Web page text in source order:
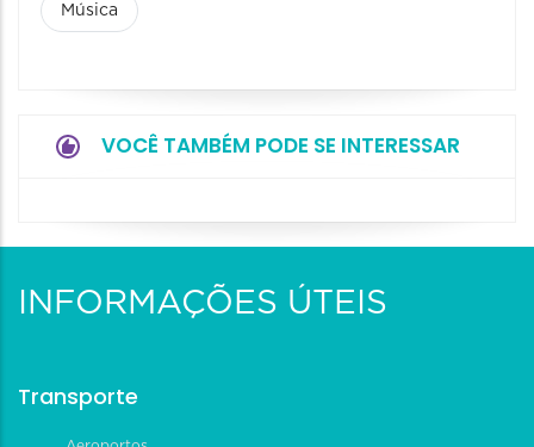
Música
VOCÊ TAMBÉM PODE SE INTERESSAR
INFORMAÇÕES ÚTEIS
Transporte